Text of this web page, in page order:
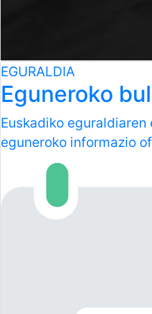
EGURALDIA
Eguneroko
Euskadiko
eguneroko informazio